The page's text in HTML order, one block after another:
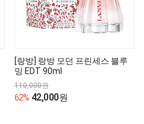
[랑방] 랑방 모던 프린세스 블루
밍 EDT 90ml
110,000원
62% 42,000원